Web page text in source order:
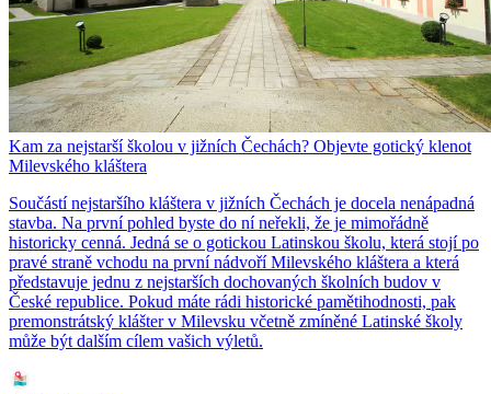
Kam za nejstarší školou v jižních Čechách? Objevte gotický klenot
Milevského kláštera
Součástí nejstaršího kláštera v jižních Čechách je docela nenápadná
stavba. Na první pohled byste do ní neřekli, že je mimořádně
historicky cenná. Jedná se o gotickou Latinskou školu, která stojí po
pravé straně vchodu na první nádvoří Milevského kláštera a která
představuje jednu z nejstarších dochovaných školních budov v
České republice. Pokud máte rádi historické pamětihodnosti, pak
premonstrátský klášter v Milevsku včetně zmíněné Latinské školy
může být dalším cílem vašich výletů.